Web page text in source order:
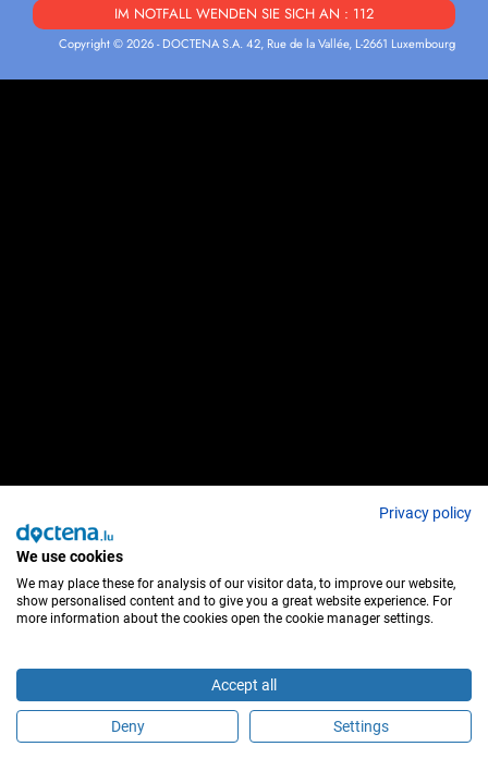
Sind Sie dieser Behandler?
IM NOTFALL WENDEN SIE SICH AN : 112
Copyright © 2026 - DOCTENA S.A. 42, Rue de la Vallée, L-2661 Luxembourg
Privacy policy
We use cookies
We may place these for analysis of our visitor data, to improve our website,
show personalised content and to give you a great website experience. For
more information about the cookies open the cookie manager settings.
Accept all
Deny Settings